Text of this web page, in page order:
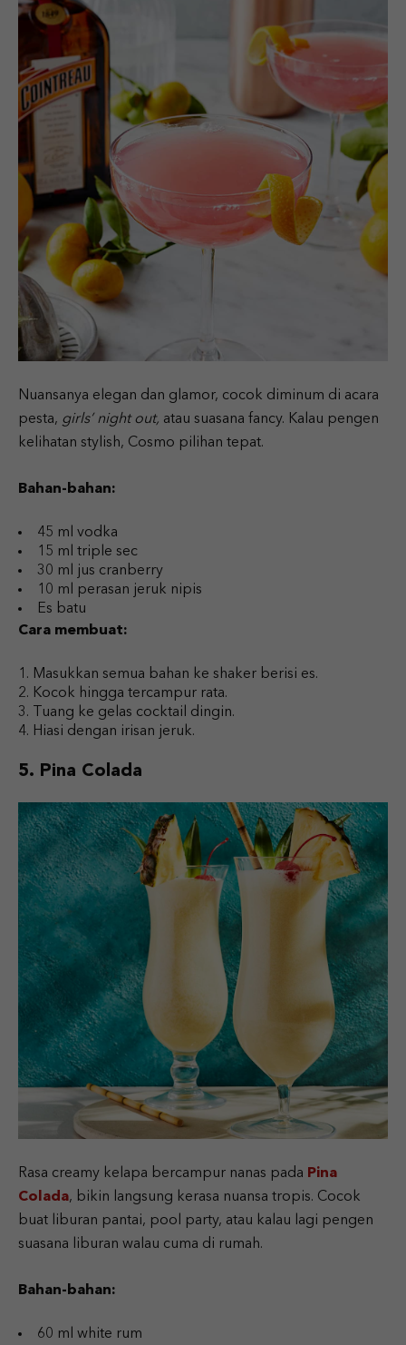
Nuansanya elegan dan glamor, cocok diminum di acara
pesta, girls’ night out, atau suasana fancy. Kalau pengen
kelihatan stylish, Cosmo pilihan tepat.
Bahan-bahan:
45 ml vodka
15 ml triple sec
30 ml jus cranberry
10 ml perasan jeruk nipis
Es batu
Cara membuat:
Masukkan semua bahan ke shaker berisi es.
Kocok hingga tercampur rata.
Tuang ke gelas cocktail dingin.
Hiasi dengan irisan jeruk.
5. Pina Colada
Rasa creamy kelapa bercampur nanas pada Pina
Colada, bikin langsung kerasa nuansa tropis. Cocok
buat liburan pantai, pool party, atau kalau lagi pengen
suasana liburan walau cuma di rumah.
Bahan-bahan:
60 ml white rum